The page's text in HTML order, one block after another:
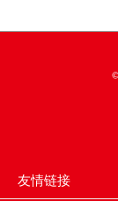
友情链接